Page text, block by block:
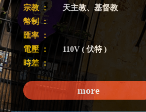
宗教 ：
天主教、基督教
幣制 ：
匯率 ：
電壓 ：
110V ( 伏特 )
時差 ：
more